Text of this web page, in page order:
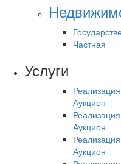
Частная
Услуги
Аукцион
Аукцион
Аукцион